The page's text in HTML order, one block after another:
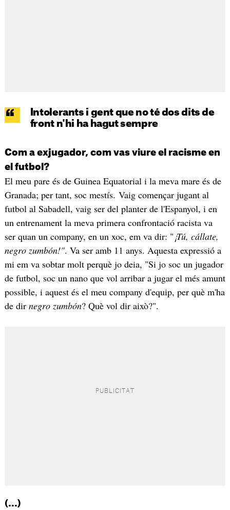
Intolerants i gent que no té dos dits de
front n'hi ha hagut sempre
Com a exjugador, com vas viure el racisme en
el futbol?
El meu pare és de Guinea Equatorial i la meva mare és de
Granada; per tant, soc mestís. Vaig començar jugant al
futbol al Sabadell, vaig ser del planter de l'Espanyol, i en
un entrenament la meva primera confrontació racista va
ser quan un company, en un xoc, em va dir: " ¡Tú, cállate,
negro zumbón!". Va ser amb 11 anys. Aquesta expressió a
mi em va sobtar molt perquè jo deia, "Si jo soc un jugador
de futbol, soc un nano que vol arribar a jugar el més amunt
possible, i aquest és el meu company d'equip, per què m'ha
de dir negro zumbón? Què vol dir això?".
(...)